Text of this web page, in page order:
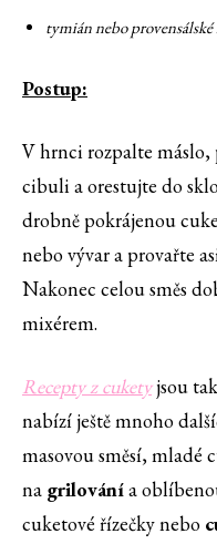
tymián nebo
Postup:
V hrnci rozpalte máslo,
cibuli a orestujte do
drobně pokrájenou
nebo vývar a provařte
Nakonec celou směs
mixérem.
Recepty z cuketyjsou
nabízí ještě mnoho
masovou směsí, mladé
na grilovánía
cuketové řízečky nebo